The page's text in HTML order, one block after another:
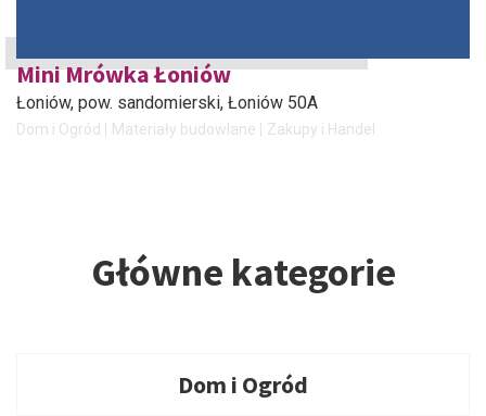
Mini Mrówka Łoniów
Łoniów, pow. sandomierski, Łoniów 50A
Dom i Ogród Materiały budowlane Zakupy i Handel
Główne kategorie
Dom i Ogród